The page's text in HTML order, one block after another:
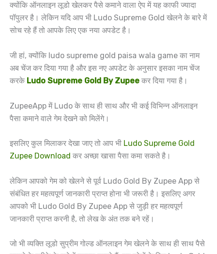
क्योंकि ऑनलाइन लूडो खेलकर पैसे कमाने वाला ऐप में यह काफी ज्यादा
पॉपुलर है। लेकिन यदि आप भी Ludo Supreme Gold खेलने के बारे में
सोच रहे हैं तो आपके लिए एक नया अपडेट है।
जी हां, क्योंकि ludo supreme gold paisa wala game का नाम
अब चेंज कर दिया गया है और इस नए अपडेट के अनुसार इसका नाम चेंज
करके Ludo Supreme Gold By Zupee कर दिया गया है।
ZupeeApp में Ludo के साथ ही साथ और भी कई विभिन्न ऑनलाइन
पैसा कमाने वाले गेम देखने को मिलेंगे।
इसलिए कुल मिलाकर देखा जाए तो आप भी Ludo Supreme Gold
Zupee Download कर अच्छा खासा पैसा कमा सकते है।
लेकिन आपको गेम को खेलने से पूर्व Ludo Gold By Zupee App से
संबंधित हर महत्वपूर्ण जानकारी प्राप्त होना भी जरूरी है। इसलिए अगर
आपको भी Ludo Gold By Zupee App से जुड़ी हर महत्वपूर्ण
जानकारी प्राप्त करनी है, तो लेख के अंत तक बने रहें।
जो भी व्यक्ति लूडो सुप्रीम गोल्ड ऑनलाइन गेम खेलने के साथ ही साथ पैसे